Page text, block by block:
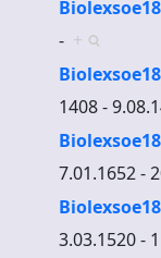
- +
1408 -
7.01.1652 -
3.03.1520 -